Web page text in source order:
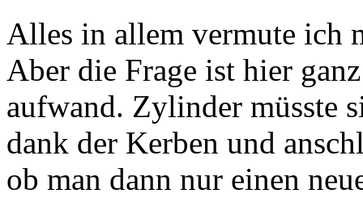
Alles in allem vermute ich
Aber die Frage ist hier
aufwand. Zylinder müsste
dank der Kerben und
ob man dann nur einen